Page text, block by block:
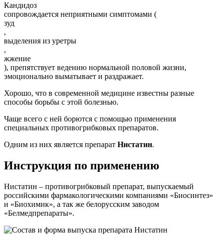
Кандидоз
сопровождается неприятными симптомами (
зуд
,
выделения из уретры
,
жжение
), препятствует ведению нормальной половой жизни,
эмоционально выматывает и раздражает.
Хорошо, что в современной медицине известны разные
способы борьбы с этой болезнью.
Чаще всего с ней борются с помощью применения
специальных противогрибковых препаратов.
Одним из них является препарат Нистатин.
Инструкция по применению
Нистатин – противогрибковый препарат, выпускаемый
российскими фармакологическими компаниями «Биосинтез»
и «Биохимик», а так же белорусским заводом
«Белмедпрепараты».